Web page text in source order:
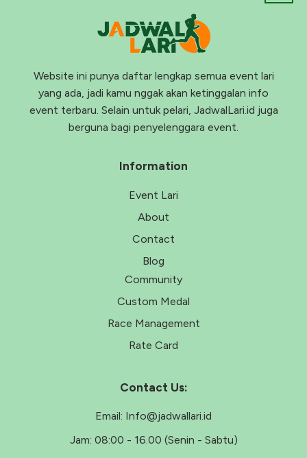
Website ini punya daftar lengkap semua event lari
yang ada, jadi kamu nggak akan ketinggalan info
event terbaru. Selain untuk pelari, JadwalLari.id juga
berguna bagi penyelenggara event.
Information
Event Lari
About
Contact
Blog
Community
Custom Medal
Race Management
Rate Card
Contact Us:
Email: Info@jadwallari.id
Jam: 08:00 - 16.00 (Senin - Sabtu)